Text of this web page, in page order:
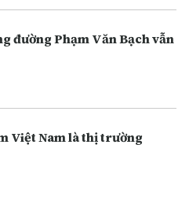
đường Phạm Văn Bạch vẫn
Việt Nam là thị trường